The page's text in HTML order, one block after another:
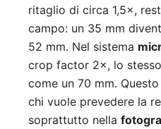
ritaglio di circa 1,5×,
campo: un 35 mm
52 mm. Nel sistema
crop factor 2×, lo
come un 70 mm.
chi vuole prevedere la
soprattutto nella